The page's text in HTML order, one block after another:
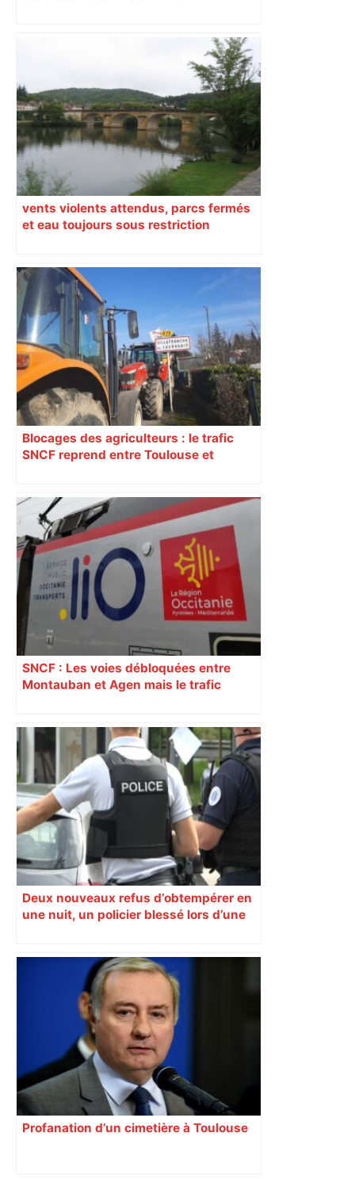
vents violents attendus, parcs fermés
et eau toujours sous restriction
Blocages des agriculteurs : le trafic
SNCF reprend entre Toulouse et
SNCF : Les voies débloquées entre
Montauban et Agen mais le trafic
Deux nouveaux refus d’obtempérer en
une nuit, un policier blessé lors d’une
Profanation d’un cimetière à Toulouse